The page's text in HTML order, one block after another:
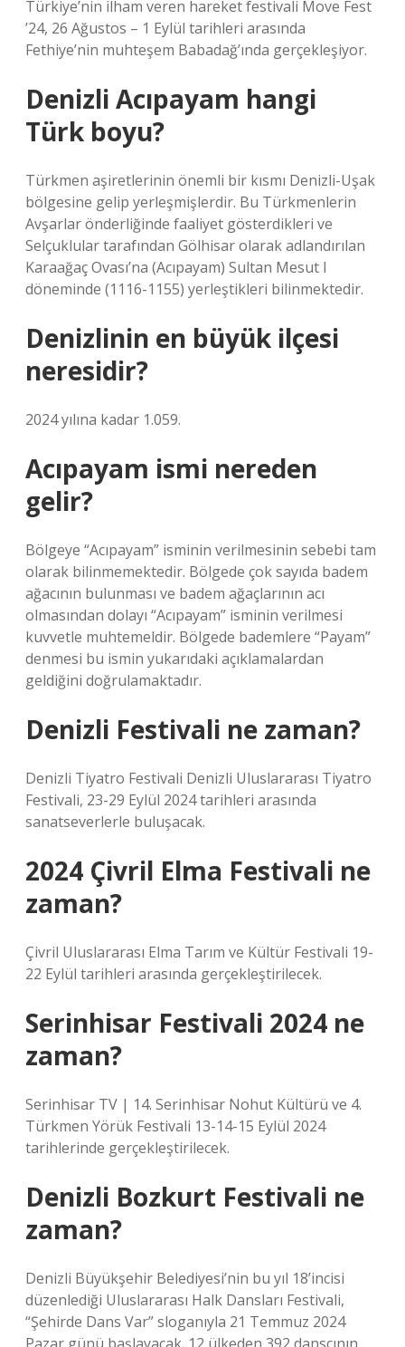
Türkiye’nin ilham veren hareket festivali Move Fest
’24, 26 Ağustos – 1 Eylül tarihleri ​​arasında
Fethiye’nin muhteşem Babadağ’ında gerçekleşiyor.
Denizli Acıpayam hangi
Türk boyu?
Türkmen aşiretlerinin önemli bir kısmı Denizli-Uşak
bölgesine gelip yerleşmişlerdir. Bu Türkmenlerin
Avşarlar önderliğinde faaliyet gösterdikleri ve
Selçuklular tarafından Gölhisar olarak adlandırılan
Karaağaç Ovası’na (Acıpayam) Sultan Mesut I
döneminde (1116-1155) yerleştikleri bilinmektedir.
Denizlinin en büyük ilçesi
neresidir?
2024 yılına kadar 1.059.
Acıpayam ismi nereden
gelir?
Bölgeye “Acıpayam” isminin verilmesinin sebebi tam
olarak bilinmemektedir. Bölgede çok sayıda badem
ağacının bulunması ve badem ağaçlarının acı
olmasından dolayı “Acıpayam” isminin verilmesi
kuvvetle muhtemeldir. Bölgede bademlere “Payam”
denmesi bu ismin yukarıdaki açıklamalardan
geldiğini doğrulamaktadır.
Denizli Festivali ne zaman?
Denizli Tiyatro Festivali Denizli Uluslararası Tiyatro
Festivali, 23-29 Eylül 2024 tarihleri ​​arasında
sanatseverlerle buluşacak.
2024 Çivril Elma Festivali ne
zaman?
Çivril Uluslararası Elma Tarım ve Kültür Festivali 19-
22 Eylül tarihleri ​​arasında gerçekleştirilecek.
Serinhisar Festivali 2024 ne
zaman?
Serinhisar TV | 14. Serinhisar Nohut Kültürü ve 4.
Türkmen Yörük Festivali 13-14-15 Eylül 2024
tarihlerinde gerçekleştirilecek.
Denizli Bozkurt Festivali ne
zaman?
Denizli Büyükşehir Belediyesi’nin bu yıl 18’incisi
düzenlediği Uluslararası Halk Dansları Festivali,
“Şehirde Dans Var” sloganıyla 21 Temmuz 2024